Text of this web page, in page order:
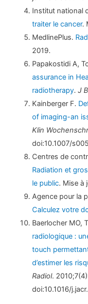
Institut national
traiter le cancer.
MedlinePlus.
2019.
Papakostidi A,
assurance in
radiotherapy.J
Kainberger F.
of imaging-an
Klin
doi:10.1007/
Centres de
Radiation et
le public. Mise à
Agence pour la
Calculez votre
Baerlocher MO,
radiologique :
touch
d’estimer les
Radiol.
doi:10.1016/